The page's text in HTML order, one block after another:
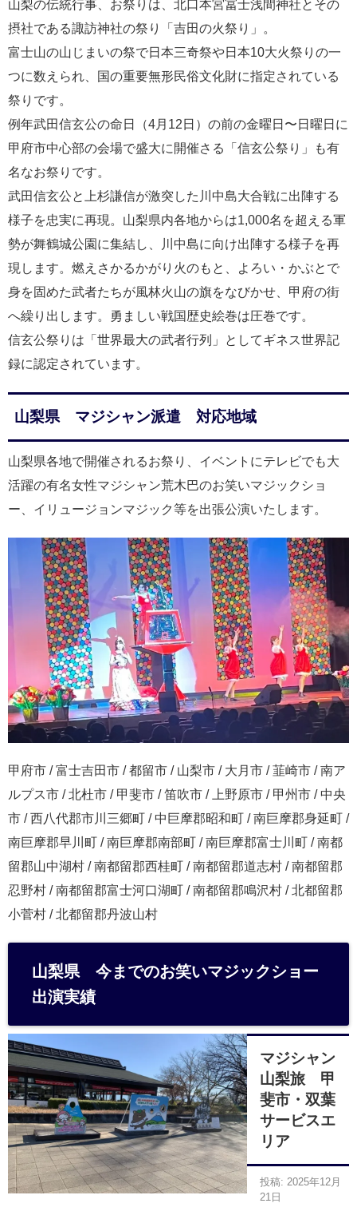
山梨の伝統行事、お祭りは、北口本宮冨士浅間神社とその
摂社である諏訪神社の祭り「吉田の火祭り」。
富士山の山じまいの祭で日本三奇祭や日本10大火祭りの一
つに数えられ、国の重要無形民俗文化財に指定されている
祭りです。
例年武田信玄公の命日（4月12日）の前の金曜日〜日曜日に
甲府市中心部の会場で盛大に開催さる「信玄公祭り」も有
名なお祭りです。
武田信玄公と上杉謙信が激突した川中島大合戦に出陣する
様子を忠実に再現。山梨県内各地からは1,000名を超える軍
勢が舞鶴城公園に集結し、川中島に向け出陣する様子を再
現します。燃えさかるかがり火のもと、よろい・かぶとで
身を固めた武者たちが風林火山の旗をなびかせ、甲府の街
へ繰り出します。勇ましい戦国歴史絵巻は圧巻です。
信玄公祭りは「世界最大の武者行列」としてギネス世界記
録に認定されています。
山梨県 マジシャン派遣 対応地域
山梨県各地で開催されるお祭り、イベントにテレビでも大
活躍の有名女性マジシャン荒木巴のお笑いマジックショ
ー、イリュージョンマジック等を出張公演いたします。
甲府市 / 富士吉田市 / 都留市 / 山梨市 / 大月市 / 韮崎市 / 南ア
ルプス市 / 北杜市 / 甲斐市 / 笛吹市 / 上野原市 / 甲州市 / 中央
市 / 西八代郡市川三郷町 / 中巨摩郡昭和町 / 南巨摩郡身延町 /
南巨摩郡早川町 / 南巨摩郡南部町 / 南巨摩郡富士川町 / 南都
留郡山中湖村 / 南都留郡西桂町 / 南都留郡道志村 / 南都留郡
忍野村 / 南都留郡富士河口湖町 / 南都留郡鳴沢村 / 北都留郡
小菅村 / 北都留郡丹波山村
山梨県 今までのお笑いマジックショー
出演実績
マジシャン
山梨旅 甲
斐市・双葉
サービスエ
リア
投稿: 2025年12月
21日